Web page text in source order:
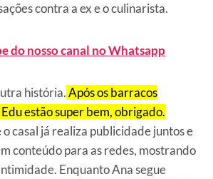
contra a ex e o culinarista.
do nosso canal no Whatsapp
história.Após os barracos
estão super bem, obrigado.
o casal já realiza publicidade juntos e
conteúdo para as redes, mostrando
Enquanto Ana segue